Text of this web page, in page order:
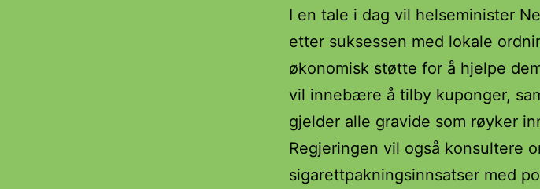
I en tale i dag vil helseminister
etter suksessen med lokale
økonomisk støtte for å hjelpe
vil innebære å tilby kuponger,
gjelder alle gravide som røyker
Regjeringen vil også konsultere
sigarettpakningsinnsatser med